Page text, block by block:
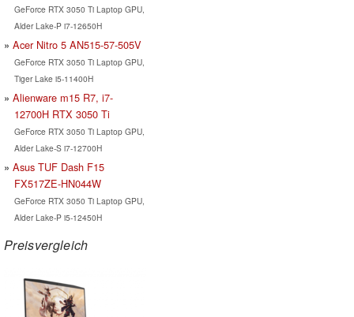
GeForce RTX 3050 Ti Laptop GPU,
Alder Lake-P i7-12650H
Acer Nitro 5 AN515-57-505V
GeForce RTX 3050 Ti Laptop GPU,
Tiger Lake i5-11400H
Alienware m15 R7, i7-
12700H RTX 3050 Ti
GeForce RTX 3050 Ti Laptop GPU,
Alder Lake-S i7-12700H
Asus TUF Dash F15
FX517ZE-HN044W
GeForce RTX 3050 Ti Laptop GPU,
Alder Lake-P i5-12450H
Preisvergleich